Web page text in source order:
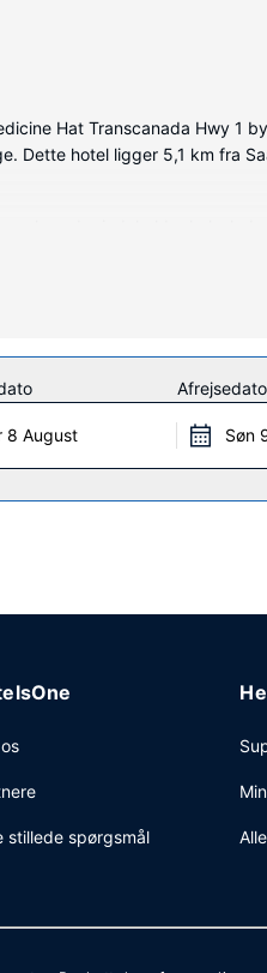
Hat Transcanada Hwy
Dette hotel ligger 5,1 km fra
du altid komme på nettet, og
kl. 06.00 til kl. 09.30 og fra
8 August
Afrejsedato
Søn
stillede spørgsmål